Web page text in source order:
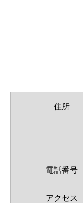
住所
電話番号
アクセス